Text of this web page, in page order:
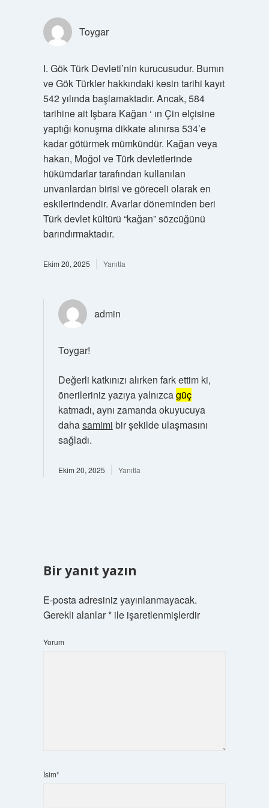
Toygar
I. Gök Türk Devleti’nin kurucusudur. Bumın
ve Gök Türkler hakkındaki kesin tarihi kayıt
542 yılında başlamaktadır. Ancak, 584
tarihine ait Işbara Kağan ‘ ın Çin elçisine
yaptığı konuşma dikkate alınırsa 534’e
kadar götürmek mümkündür. Kağan veya
hakan, Moğol ve Türk devletlerinde
hükümdarlar tarafından kullanılan
unvanlardan birisi ve göreceli olarak en
eskilerindendir. Avarlar döneminden beri
Türk devlet kültürü “kağan” sözcüğünü
barındırmaktadır.
Ekim 20, 2025 Yanıtla
admin
Toygar!
Değerli katkınızı alırken fark ettim ki,
önerileriniz yazıya yalnızcagüç
katmadı, aynı zamanda okuyucuya
dahasamimi bir şekilde ulaşmasını
sağladı.
Ekim 20, 2025 Yanıtla
Bir yanıt yazın
E-posta adresiniz yayınlanmayacak.
Gerekli alanlar*ile işaretlenmişlerdir
Yorum
İsim*